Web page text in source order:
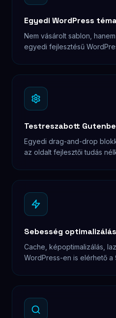
Egyedi WordPress
Nem vásárolt sablon,
egyedi fejlesztésű
Testreszabott
Egyedi drag-and-drop
az oldalt fejlesztői tudás
Sebesség optimalizálás
Cache, képoptimalizálás,
WordPress-en is elérhető a